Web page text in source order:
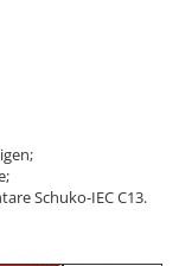
Schuko-IEC C13.